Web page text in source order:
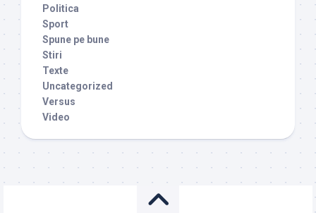
Politica
Sport
Spune pe bune
Stiri
Texte
Uncategorized
Versus
Video